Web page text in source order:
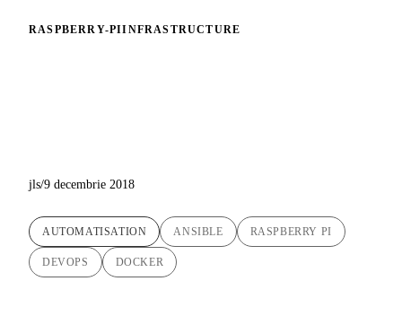
RASPBERRY-PIINFRASTRUCTURE
jls/9 decembrie 2018
AUTOMATISATION ANSIBLE RASPBERRY PI
DEVOPS DOCKER